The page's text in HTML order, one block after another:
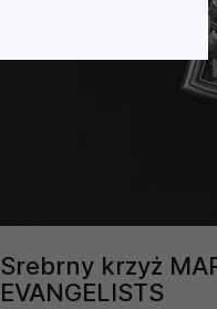
Srebrny krzyż
EVANGELISTS